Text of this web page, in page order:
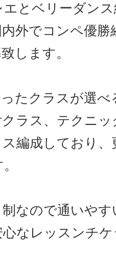
とベリーダン
外でコンペ優勝
します。
たクラスが選
ラス、テクニ
編成しており
なので通いや
なレッスンチ